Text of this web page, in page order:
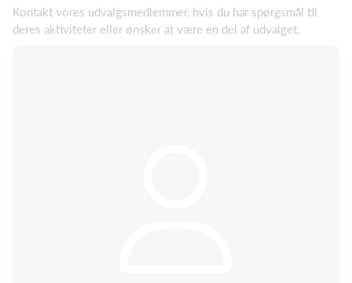
Kontakt vores udvalgsmedlemmer, hvis du har spørgsmål til
deres aktiviteter eller ønsker at være en del af udvalget.